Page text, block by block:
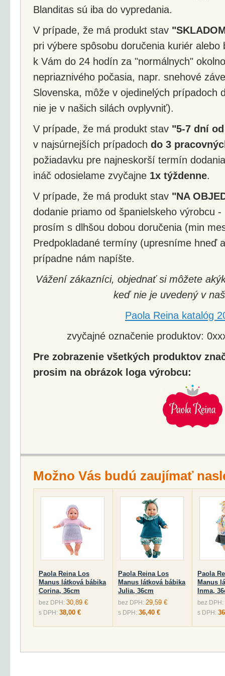
Blanditas sú iba do vypredania.
V prípade, že má produkt stav
pri výbere spôsobu doručenia kuriér
k Vám do 24 hodín za "normálnych"
nepriaznivého počasia, napr. snehové
Slovenska, môže v ojedinelých prípadoch
nie je v našich silách ovplyvniť).
V prípade, že má produkt stav "5-7 dní
v najsúrnejších prípadoch do 3
požiadavku pre najneskorší termín
ináč odosielame zvyčajne 1x týždenne.
V prípade, že má produkt stav "NA
dodanie priamo od španielskeho výrobcu
prosím s dlhšou dobou doručenia (min
Predpokladané termíny (upresníme hneď
prípadne nám napíšte.
Vážení zákazníci, objednať si môžete
keď nie je uvedený v
Paola Reina katalóg
zvyčajné označenie produktov:
Pre zobrazenie všetkých produktov
prosim na obrázok loga výrobcu:
Možno Vás budú zaujímať
Paola Reina Los
Manus látková bábika
Corina, 36cm
bez DPH: 30,89 €
s DPH: 38,00 €
Paola Reina Los
Manus látková bábika
Julia, 36cm
bez DPH: 29,59 €
s DPH: 36,40 €
Paola
Manus
Inma,
bez DPH:
s DPH: